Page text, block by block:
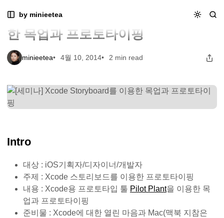
to
Navigation
to
Posts
to
Content
by minieetea
[세미나] Xcode Storyboard를 이용한 목업과 프로토타이핑
[세미나] Xcode Storyboard를 이용
한 목업과 프로토타이핑
minieetea 4월 10, 2014 2 min read
Intro
대상 : iOS기획자/디자이너/개발자
주제 : Xcode 스토리보드를 이용한 프로토타이핑
내용 : Xcode용 프로토타입 툴 Pilot Plant을 이용한 목
업과 프로토타이핑
준비물 : Xcode에 대한 열린 마음과 Mac(맥북 지참은